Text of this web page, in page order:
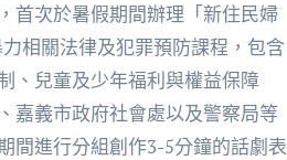
首次於暑假期間辦理「新住民婦
相關法律及犯罪預防課程，包含
、兒童及少年福利與權益保障
嘉義市政府社會處以及警察局等
間進行分組創作3-5分鐘的話劇表